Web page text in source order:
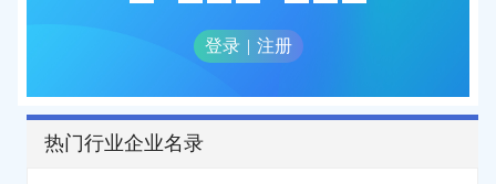
登录 | 注册
热门行业企业名录